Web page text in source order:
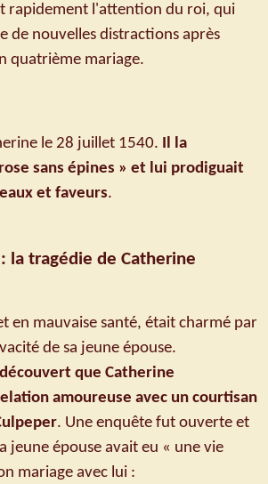
rapidement l'attention du roi, qui
de nouvelles distractions après
quatrième mariage.
le 28 juillet 1540.
Il la
sans épines » et lui prodiguait
et faveurs.
la tragédie de Catherine
en mauvaise santé, était charmé par
de sa jeune épouse.
que Catherine
amoureuse avec un courtisan
. Une enquête fut ouverte et
jeune épouse avait eu « une vie
mariage avec lui :